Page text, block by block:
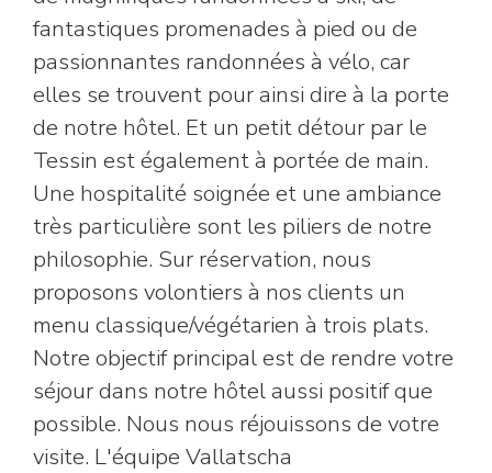
fantastiques promenades à pied ou de
passionnantes randonnées à vélo, car
elles se trouvent pour ainsi dire à la porte
de notre hôtel. Et un petit détour par le
Tessin est également à portée de main.
Une hospitalité soignée et une ambiance
très particulière sont les piliers de notre
philosophie. Sur réservation, nous
proposons volontiers à nos clients un
menu classique/végétarien à trois plats.
Notre objectif principal est de rendre votre
séjour dans notre hôtel aussi positif que
possible. Nous nous réjouissons de votre
visite. L'équipe Vallatscha